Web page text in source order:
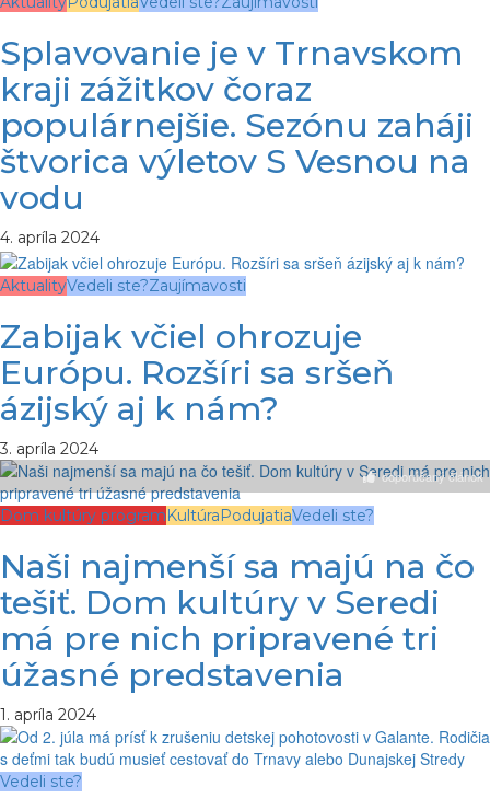
Splavovanie je v Trnavskom
kraji zážitkov čoraz
populárnejšie. Sezónu zaháji
štvorica výletov S Vesnou na
vodu
4. apríla 2024
AktualityVedeli ste?Zaujímavosti
Zabijak včiel ohrozuje
Európu. Rozšíri sa sršeň
ázijský aj k nám?
3. apríla 2024
odporúčaný článok
Dom kultúry programKultúraPodujatiaVedeli ste?
Naši najmenší sa majú na čo
tešiť. Dom kultúry v Seredi
má pre nich pripravené tri
úžasné predstavenia
1. apríla 2024
Vedeli ste?